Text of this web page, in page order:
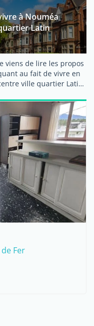
à Nouméa
Latin
viens de lire les propos
au fait de vivre en
ville quartier Latin
Fer